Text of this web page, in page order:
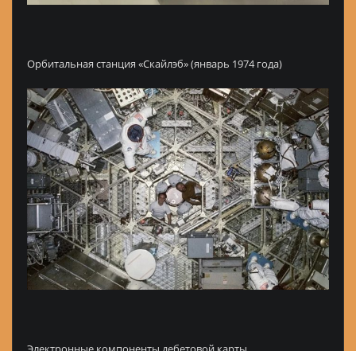
Орбитальная станция «Скайлэб» (январь 1974 года)